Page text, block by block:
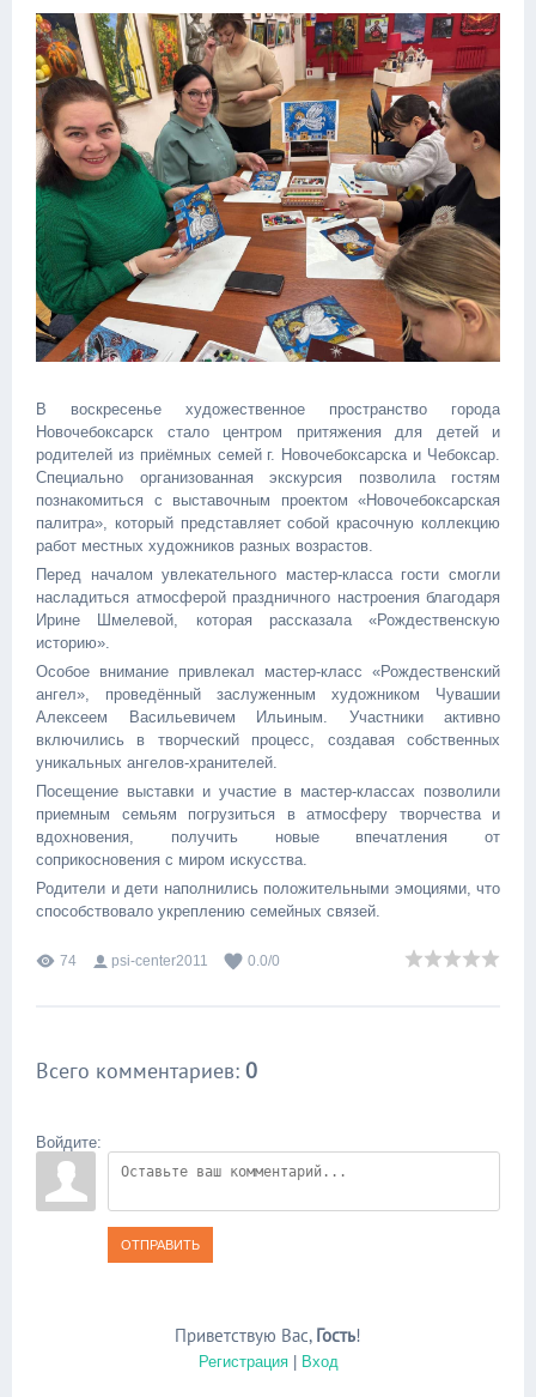
В воскресенье художественное пространство города
Новочебоксарск стало центром притяжения для детей и
родителей из приёмных семей г. Новочебоксарска и Чебоксар.
Специально организованная экскурсия позволила гостям
познакомиться с выставочным проектом «Новочебоксарская
палитра», который представляет собой красочную коллекцию
работ местных художников разных возрастов.
Перед началом увлекательного мастер-класса гости смогли
насладиться атмосферой праздничного настроения благодаря
Ирине Шмелевой, которая рассказала «Рождественскую
историю».
Особое внимание привлекал мастер-класс «Рождественский
ангел», проведённый заслуженным художником Чувашии
Алексеем Васильевичем Ильиным. Участники активно
включились в творческий процесс, создавая собственных
уникальных ангелов-хранителей.
Посещение выставки и участие в мастер-классах позволили
приемным семьям погрузиться в атмосферу творчества и
вдохновения, получить новые впечатления от
соприкосновения с миром искусства.
Родители и дети наполнились положительными эмоциями, что
способствовало укреплению семейных связей.
74 psi-center2011 0.0/0
Всего комментариев: 0
Войдите:
ОТПРАВИТЬ
Приветствую Вас, Гость!
Регистрация| Вход